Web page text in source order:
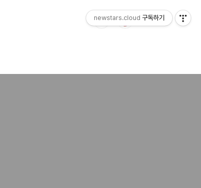
newstars.cloud 구독하기